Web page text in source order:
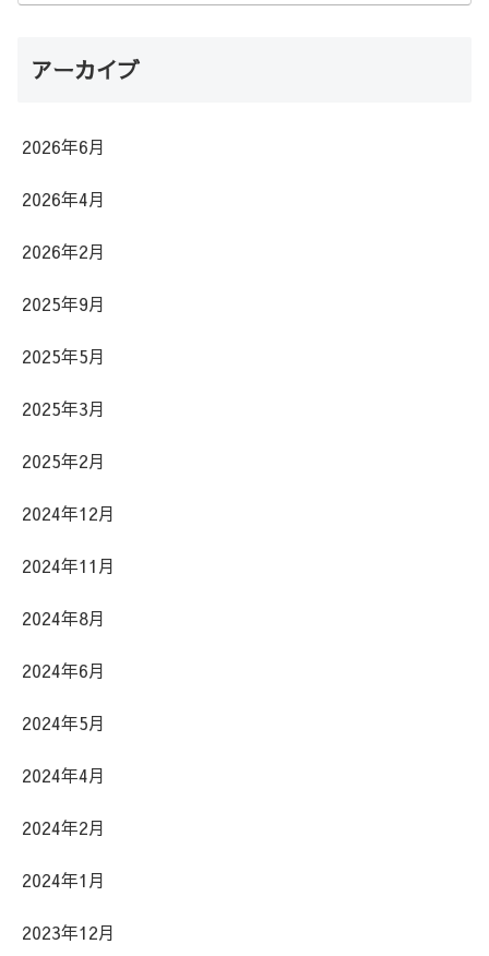
アーカイブ
2026年6月
2026年4月
2026年2月
2025年9月
2025年5月
2025年3月
2025年2月
2024年12月
2024年11月
2024年8月
2024年6月
2024年5月
2024年4月
2024年2月
2024年1月
2023年12月